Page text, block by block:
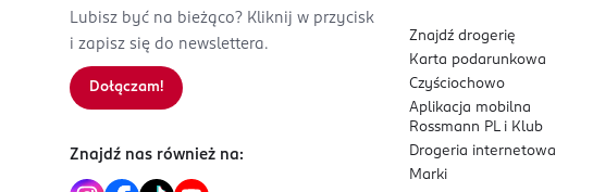
Lubisz być na bieżąco? Kliknij w przycisk
i zapisz się do newslettera.
Dołączam!
Znajdź nas również na:
Znajdź drogerię
Karta podarunkowa
Czyściochowo
Aplikacja mobilna
Rossmann PL i Klub
Drogeria internetowa
Marki